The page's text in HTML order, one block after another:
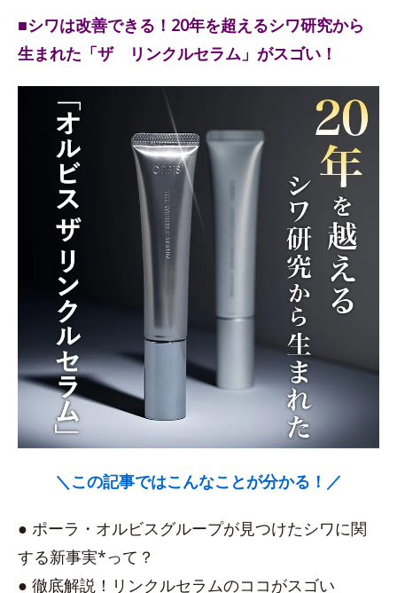
■シワは改善できる！20年を超えるシワ研究から
生まれた「ザ リンクルセラム」がスゴい！
＼この記事ではこんなことが分かる！／
● ポーラ・オルビスグループが見つけたシワに関
する新事実*って？
● 徹底解説！リンクルセラムのココがスゴい